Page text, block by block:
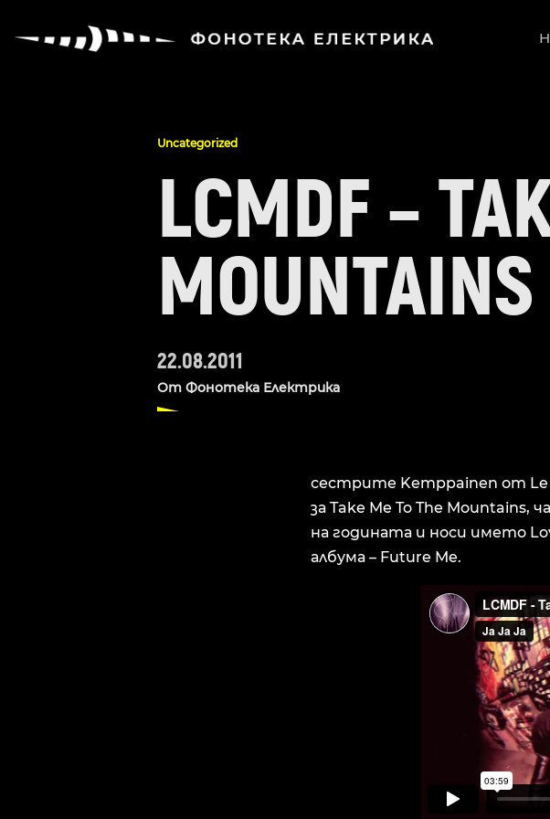
Uncategorized
LCMDF –
MOUNTAINS
22.08.2011
От Фонотека Електрика
сестрите Kemppainen от Le
за Take Me To The
на годината и носи името
албума – Future Me.